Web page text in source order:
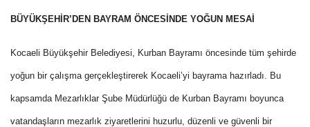
BÜYÜKŞEHİR’DEN BAYRAM ÖNCESİNDE YOĞUN MESAİ
Kocaeli Büyükşehir Belediyesi, Kurban Bayramı öncesinde tüm şehirde
yoğun bir çalışma gerçekleştirerek Kocaeli’yi bayrama hazırladı. Bu
kapsamda Mezarlıklar Şube Müdürlüğü de Kurban Bayramı boyunca
vatandaşların mezarlık ziyaretlerini huzurlu, düzenli ve güvenli bir